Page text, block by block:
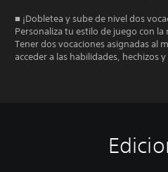
■ ¡Dobletea y sube de nivel dos
Personaliza tu estilo de juego con
Tener dos vocaciones asignadas al
acceder a las habilidades, hechizos